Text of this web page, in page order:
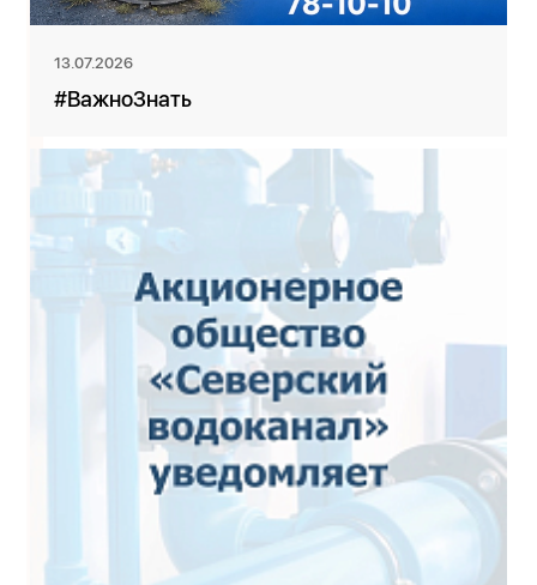
13.07.2026
#ВажноЗнать